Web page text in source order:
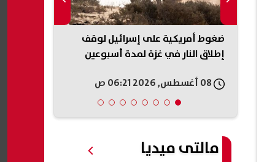
ضغوط أمريكية على إسرائيل لوقف
إطلاق النار في غزة لمدة أسبوعين
مالتى ميديا